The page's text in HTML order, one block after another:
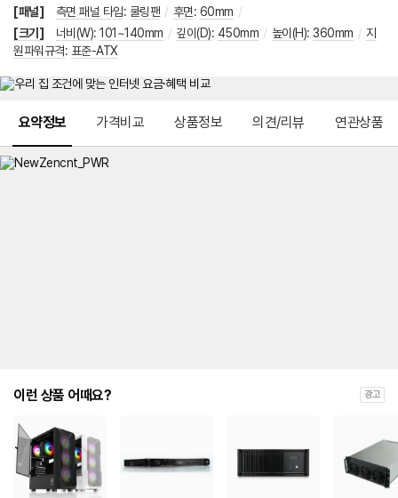
[패널] 측면 패널 타입: 쿨링팬 / 후면: 60mm /
[크기]
너비(W): 101~140mm / 깊이(D): 450mm / 높이(H): 360mm / 지
원파워규격: 표준-ATX
요약정보 가격비교 상품정보 의견/리뷰 연관상품
이런 상품 어때요? 광고